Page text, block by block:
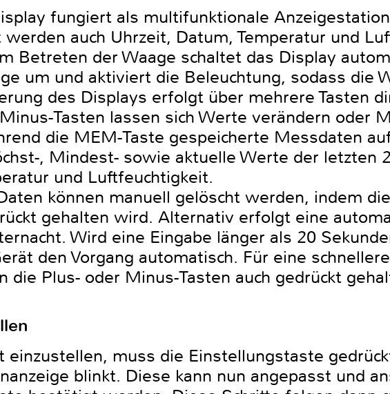
fungiert als multifunktionale
auch Uhrzeit, Datum, Temperatur und
Betreten der Waage schaltet das Display
um und aktiviert die Beleuchtung, sodass die
des Displays erfolgt über mehrere Tasten
Tasten lassen sich Werte verändern oder
die MEM-Taste gespeicherte Messdaten
, Mindest- sowie aktuelle Werte der letzten
und Luftfeuchtigkeit.
können manuell gelöscht werden, indem
gehalten wird. Alternativ erfolgt eine
Wird eine Eingabe länger als 20
den Vorgang automatisch. Für eine
die Plus- oder Minus-Tasten auch gedrückt
einzustellen, muss die Einstellungstaste
blinkt. Diese kann nun angepasst und